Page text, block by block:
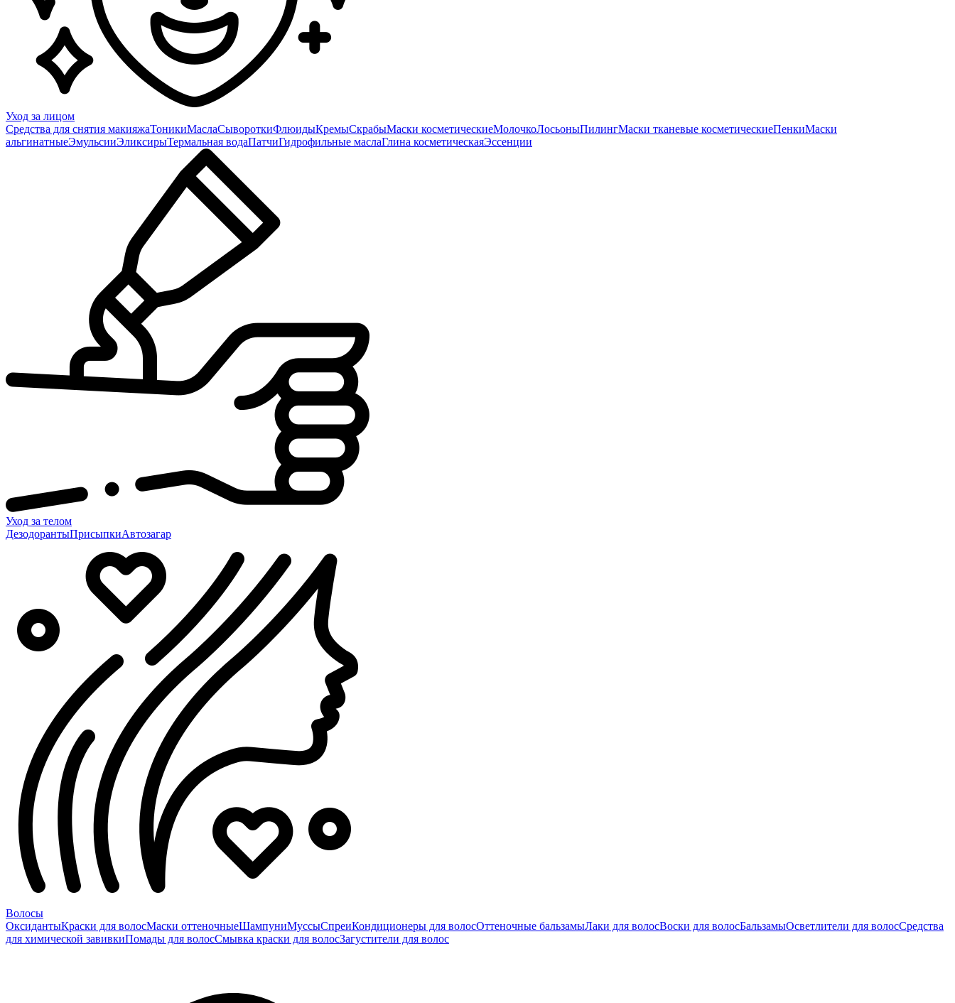
Уход за лицом
Средства для снятия макияжаТоникиМаслаСывороткиФлюидыКремыСкрабыМаски косметическиеМолочкоЛосьоныПилингМаски тканевые косметическиеПенкиМаски
альгинатныеЭмульсииЭликсирыТермальная водаПатчиГидрофильные маслаГлина косметическаяЭссенции
Уход за телом
ДезодорантыПрисыпкиАвтозагар
Волосы
ОксидантыКраски для волосМаски оттеночныеШампуниМуссыСпреиКондиционеры для волосОттеночные бальзамыЛаки для волосВоски для волосБальзамыОсветлители для волосСредства
для химической завивкиПомады для волосСмывка краски для волосЗагустители для волос